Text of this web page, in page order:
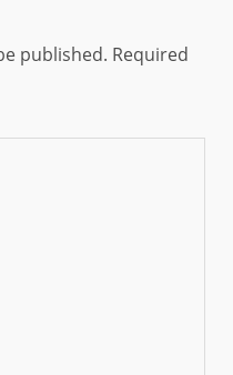
published. Required